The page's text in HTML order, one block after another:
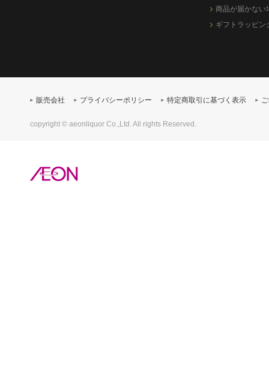
商品が届かない
ギフトラッピン
販売会社 プライバシーポリシー 特定商取引に基づく表示
copyright © aeonliquor Co.,Ltd. All rights Reserved.